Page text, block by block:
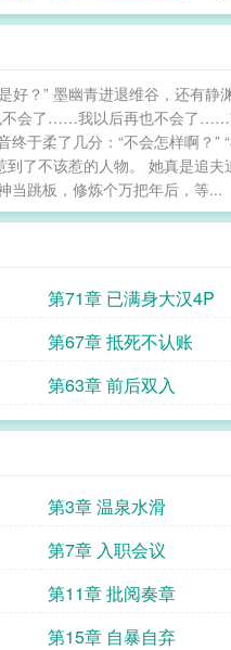
？” 墨幽青进退维谷，还有
不会了……我以后再也不会了
于柔了几分：“不会怎样啊？
了不该惹的人物。 她真是追
当跳板，修炼个万把年后，等...
第71章 已满身大汉4P
第67章 抵死不认账
第63章 前后双入
第3章 温泉水滑
第7章 入职会议
第11章 批阅奏章
第15章 自暴自弃